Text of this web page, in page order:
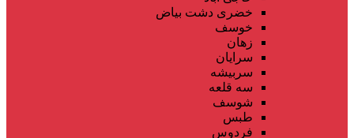
خضری دشت بیاض
خوسف
زهان
سرایان
سربیشه
سه قلعه
شوسف
طبس
فردوس